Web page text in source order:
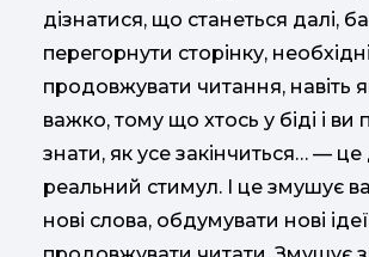
дізнатися, що станеться далі,
перегорнути сторінку,
продовжувати читання, навіть
важко, тому що хтось у біді і ви
знати, як усе закінчиться… —
реальний стимул. І це змушує
нові слова, обдумувати нові